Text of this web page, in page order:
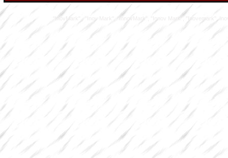
"InovMark" , "Inov Mark", "InnovMark", "Innov Mark", "Inovemark",